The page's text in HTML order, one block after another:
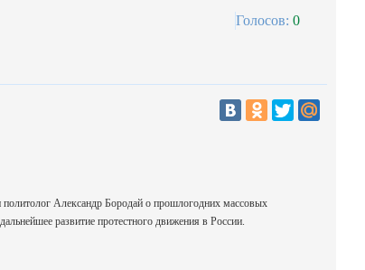
Голосов: 0
Александр Бородай о прошлогодних массовых
развитие протестного движения в России.